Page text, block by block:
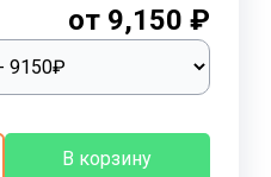
между плитой и
элементы, такие
от 9,150 ₽
В корзину